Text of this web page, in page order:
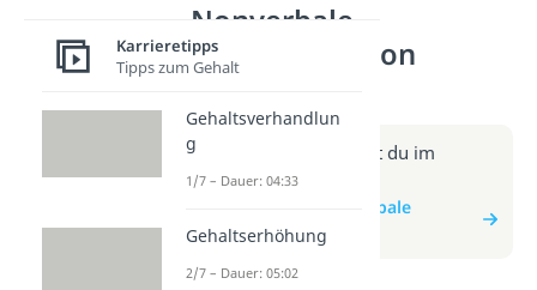
Nonverbale
Kommunikation
Weitere Infos erhältst du im
Beitrag zum Video
zum Beitrag: Nonverbale
Kommunikation
Karrieretipps
Tipps zum Gehalt
Gehaltsverhandlun
g
1/7 – Dauer: 04:33
Gehaltserhöhung
2/7 – Dauer: 05:02